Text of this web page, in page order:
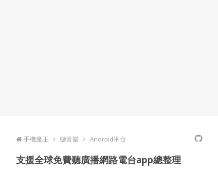
手機魔王 聽音樂 Android平台
支援全球免費聽廣播網路電台app總整理